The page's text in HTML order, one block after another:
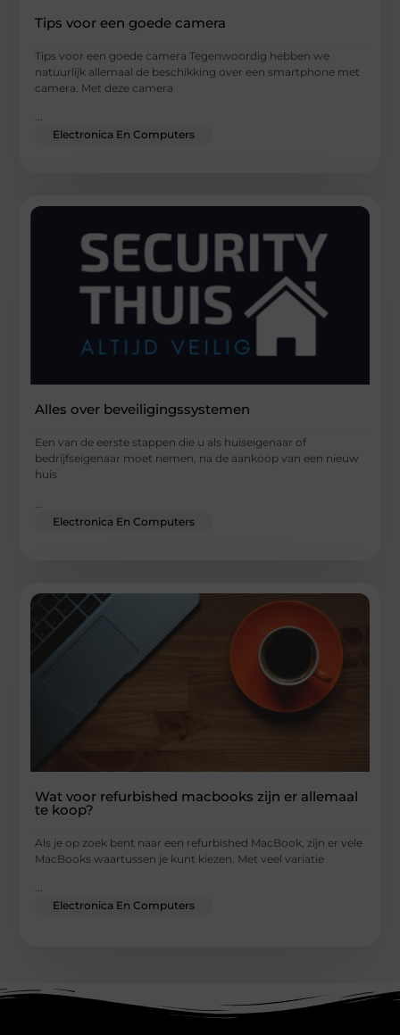
Tips voor een goede camera
Tips voor een goede camera Tegenwoordig hebben we
natuurlijk allemaal de beschikking over een smartphone met
camera. Met deze camera
...
Electronica En Computers
Alles over beveiligingssystemen
Een van de eerste stappen die u als huiseigenaar of
bedrijfseigenaar moet nemen, na de aankoop van een nieuw
huis
Electronica En Computers
Wat voor refurbished macbooks zijn er allemaal
te koop?
Als je op zoek bent naar een refurbished MacBook, zijn er vele
MacBooks waartussen je kunt kiezen. Met veel variatie
Electronica En Computers